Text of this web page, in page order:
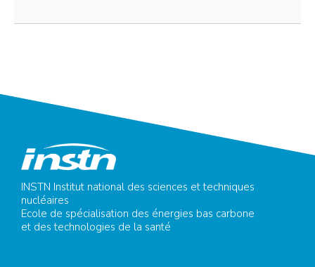
INSTN Institut national des sciences et techniques
nucléaires
Ecole de spécialisation des énergies bas carbone
et des technologies de la santé